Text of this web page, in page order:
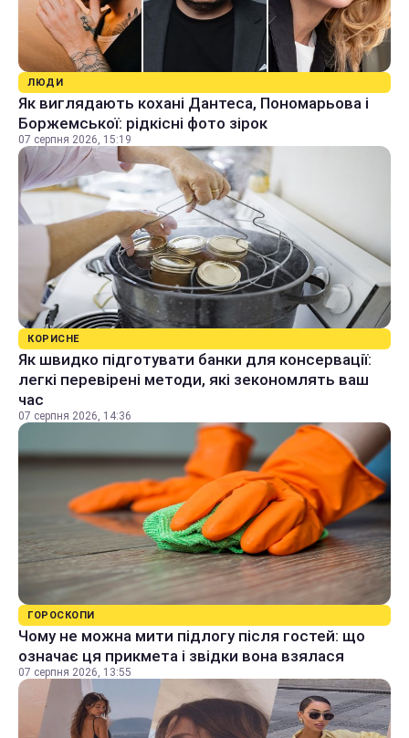
ЛЮДИ
Як виглядають кохані Дантеса, Пономарьова і
Боржемської: рідкісні фото зірок
07 серпня 2026, 15:19
КОРИСНЕ
Як швидко підготувати банки для консервації:
легкі перевірені методи, які зекономлять ваш
час
07 серпня 2026, 14:36
ГОРОСКОПИ
Чому не можна мити підлогу після гостей: що
означає ця прикмета і звідки вона взялася
07 серпня 2026, 13:55